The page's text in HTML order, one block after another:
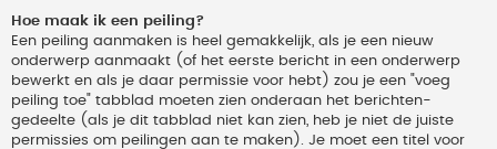
Hoe maak ik een peiling?
Een peiling aanmaken is heel gemakkelijk, als je een nieuw
onderwerp aanmaakt (of het eerste bericht in een onderwerp
bewerkt en als je daar permissie voor hebt) zou je een "voeg
peiling toe" tabblad moeten zien onderaan het berichten-
gedeelte (als je dit tabblad niet kan zien, heb je niet de juiste
permissies om peilingen aan te maken). Je moet een titel voor